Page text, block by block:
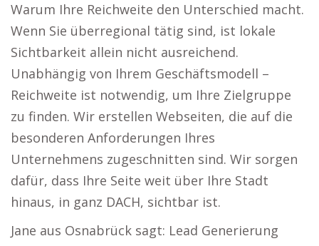
Warum Ihre Reichweite den Unterschied macht.
Wenn Sie überregional tätig sind, ist lokale
Sichtbarkeit allein nicht ausreichend.
Unabhängig von Ihrem Geschäftsmodell –
Reichweite ist notwendig, um Ihre Zielgruppe
zu finden. Wir erstellen Webseiten, die auf die
besonderen Anforderungen Ihres
Unternehmens zugeschnitten sind. Wir sorgen
dafür, dass Ihre Seite weit über Ihre Stadt
hinaus, in ganz DACH, sichtbar ist.
Jane aus Osnabrück sagt: Lead Generierung